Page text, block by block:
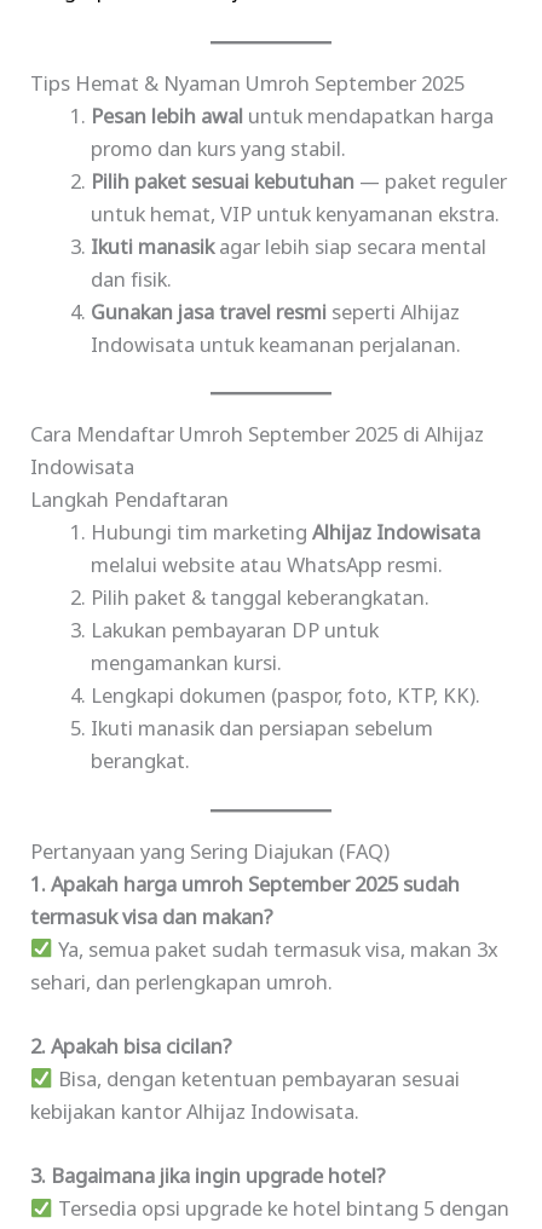
Tips Hemat & Nyaman Umroh September 2025
Pesan lebih awal untuk mendapatkan harga
promo dan kurs yang stabil.
Pilih paket sesuai kebutuhan — paket reguler
untuk hemat, VIP untuk kenyamanan ekstra.
Ikuti manasikagar lebih siap secara mental
dan fisik.
Gunakan jasa travel resmi seperti Alhijaz
Indowisata untuk keamanan perjalanan.
Cara Mendaftar Umroh September 2025 di Alhijaz
Indowisata
Langkah Pendaftaran
Hubungi tim marketing Alhijaz Indowisata
melalui website atau WhatsApp resmi.
Pilih paket & tanggal keberangkatan.
Lakukan pembayaran DP untuk
mengamankan kursi.
Lengkapi dokumen (paspor, foto, KTP, KK).
Ikuti manasik dan persiapan sebelum
berangkat.
Pertanyaan yang Sering Diajukan (FAQ)
1. Apakah harga umroh September 2025 sudah
termasuk visa dan makan?
Ya, semua paket sudah termasuk visa, makan 3x
sehari, dan perlengkapan umroh.
2. Apakah bisa cicilan?
Bisa, dengan ketentuan pembayaran sesuai
kebijakan kantor Alhijaz Indowisata.
3. Bagaimana jika ingin upgrade hotel?
Tersedia opsi upgrade ke hotel bintang 5 dengan